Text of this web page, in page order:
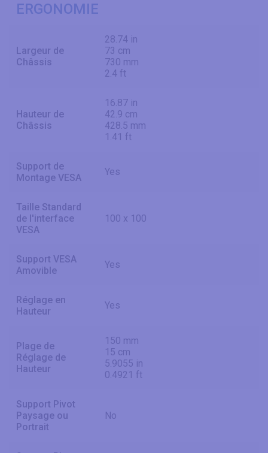
ERGONOMIE
Largeur de
Châssis
28.74 in
73 cm
730 mm
2.4 ft
Hauteur de
Châssis
16.87 in
42.9 cm
428.5 mm
1.41 ft
Support de
Montage VESA
Yes
Taille Standard
de l'interface
VESA
100 x 100
Support VESA
Amovible
Yes
Réglage en
Hauteur
Yes
Plage de
Réglage de
Hauteur
150 mm
15 cm
5.9055 in
0.4921 ft
Support Pivot
Paysage ou
Portrait
No